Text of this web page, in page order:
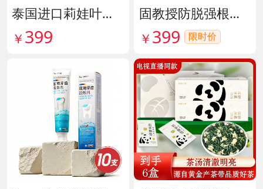
泰国进口莉娃叶黄素精华护眼液 货号142036
￥ 399
固教授防脱强根健发精华液 货号141187
￥ 399 限时价